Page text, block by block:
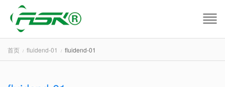
首页 fluidend-01 fluidend-01